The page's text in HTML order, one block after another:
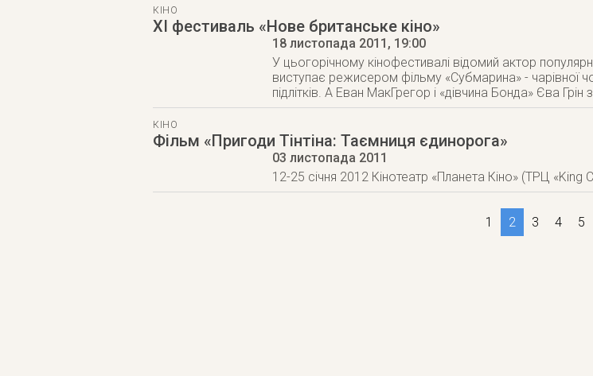
КІНО
ХІ фестиваль «Нове британське кіно»
18 листопада 2011 , 19:00
У цьогорічному кінофестивалі відомий актор
виступає режисером фільму «Субмарина» - чарівної
підлітків. А Еван МакГрегор і «дівчина Бонда» Єва
КІНО
Фільм «Пригоди Тінтіна: Таємниця єдинорога»
03 листопада 2011
12-25 січня 2012 Кінотеатр «Планета Кіно» (ТРЦ
1 2 3 4 5